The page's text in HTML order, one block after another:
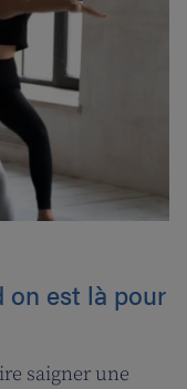
on est là pour
saigner une